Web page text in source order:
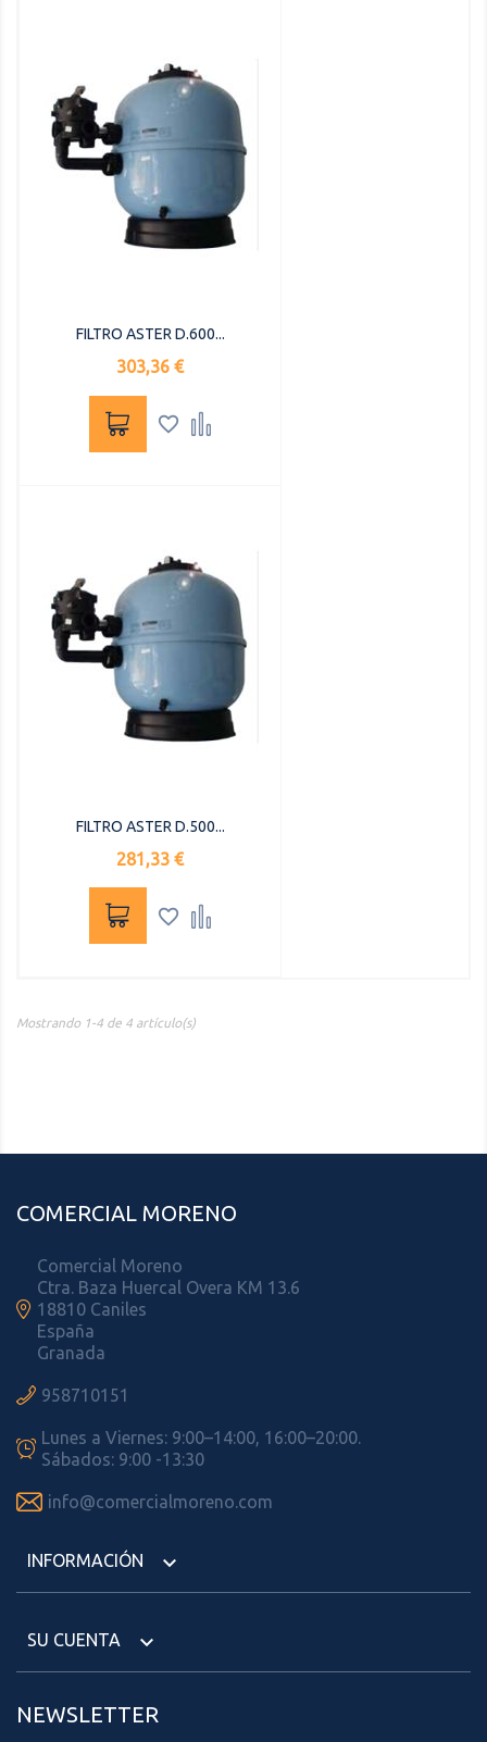
FILTRO ASTER D.600...
Precio
303,36 €
 
FILTRO ASTER D.500...
Precio
281,33 €
 
Mostrando 1-4 de 4 artículo(s)
COMERCIAL MORENO

Comercial Moreno
Ctra. Baza Huercal Overa KM 13.6
18810 Caniles
España
Granada
 958710151

Lunes a Viernes: 9:00–14:00, 16:00–20:00.
Sábados: 9:00 -13:30
 info@comercialmoreno.com
INFORMACIÓN 
SU CUENTA 
NEWSLETTER